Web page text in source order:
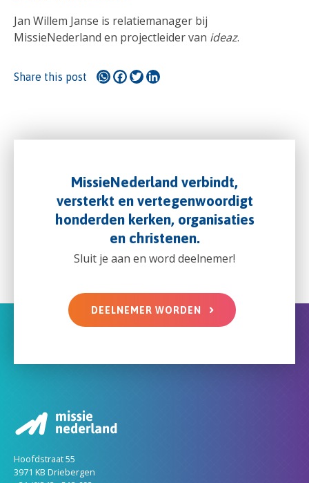
Jan Willem Janse is relatiemanager bij
MissieNederland en projectleider van ideaz.
Share this post WhatsApp
Facebook
Twitter
MissieNederland verbindt,
versterkt en vertegenwoordigt
honderden kerken, organisaties
en christenen.
Sluit je aan en word deelnemer!
DEELNEMER WORDEN
Hoofdstraat 55
3971 KB Driebergen